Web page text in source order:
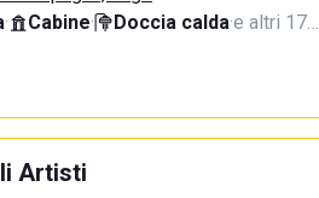
· Cabine· Doccia calda·e altri 17…
Artisti